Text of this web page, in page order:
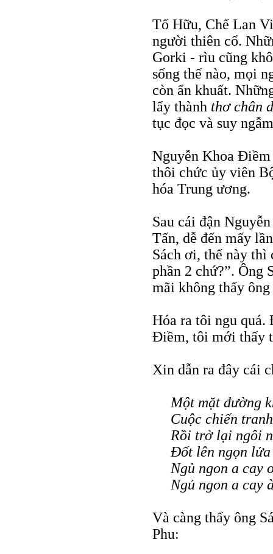
Tố Hữu, Chế Lan
người thiên cổ.
Gorki - rìu cũng
sống thế nào, mọi
còn ẩn khuất.
lẩy thành thơ chân
tục đọc và suy
Nguyễn Khoa
thôi chức ủy viên
hóa Trung ương.
Sau cái đận
Tấn, dễ đến mấy
Sách ơi, thế này
phần 2 chứ?”.
mãi không thấy
Hóa ra tôi ngu
Điềm, tôi mới thấy
Xin dẫn ra đây cái
Một mặt đường
Cuộc chiến
Rồi trở lại ngôi
Đốt lên ngọn lửa
Ngủ ngon a cay
Ngủ ngon a cay
Và càng thấy ông
Phu: